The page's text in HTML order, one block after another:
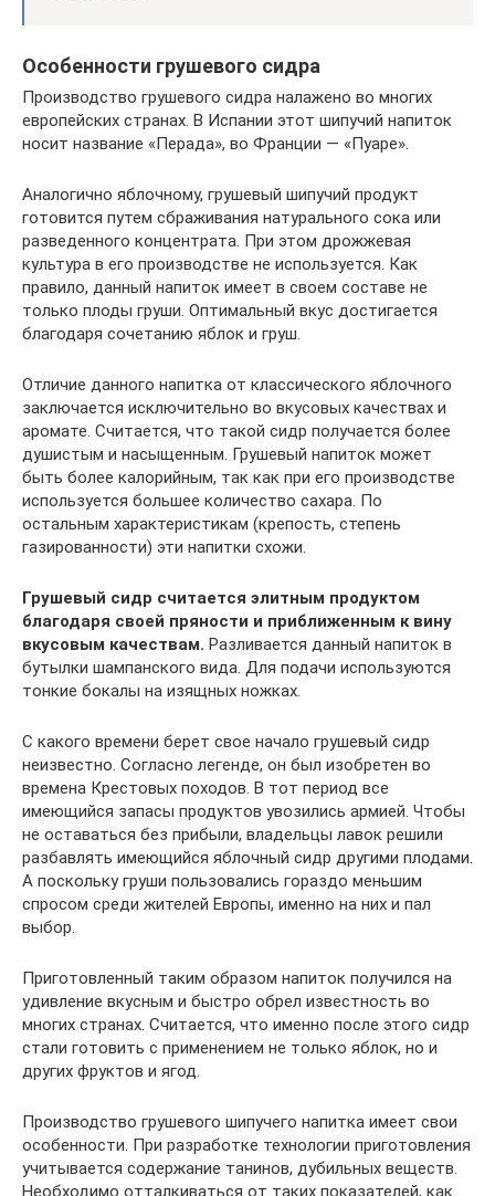
Особенности грушевого сидра
Производство грушевого сидра налажено во многих
европейских странах. В Испании этот шипучий напиток
носит название «Перада», во Франции — «Пуаре».
Аналогично яблочному, грушевый шипучий продукт
готовится путем сбраживания натурального сока или
разведенного концентрата. При этом дрожжевая
культура в его производстве не используется. Как
правило, данный напиток имеет в своем составе не
только плоды груши. Оптимальный вкус достигается
благодаря сочетанию яблок и груш.
Отличие данного напитка от классического яблочного
заключается исключительно во вкусовых качествах и
аромате. Считается, что такой сидр получается более
душистым и насыщенным. Грушевый напиток может
быть более калорийным, так как при его производстве
используется большее количество сахара. По
остальным характеристикам (крепость, степень
газированности) эти напитки схожи.
Грушевый сидр считается элитным продуктом
благодаря своей пряности и приближенным к вину
вкусовым качествам. Разливается данный напиток в
бутылки шампанского вида. Для подачи используются
тонкие бокалы на изящных ножках.
С какого времени берет свое начало грушевый сидр
неизвестно. Согласно легенде, он был изобретен во
времена Крестовых походов. В тот период все
имеющийся запасы продуктов увозились армией. Чтобы
не оставаться без прибыли, владельцы лавок решили
разбавлять имеющийся яблочный сидр другими плодами.
А поскольку груши пользовались гораздо меньшим
спросом среди жителей Европы, именно на них и пал
выбор.
Приготовленный таким образом напиток получился на
удивление вкусным и быстро обрел известность во
многих странах. Считается, что именно после этого сидр
стали готовить с применением не только яблок, но и
других фруктов и ягод.
Производство грушевого шипучего напитка имеет свои
особенности. При разработке технологии приготовления
учитывается содержание танинов, дубильных веществ.
Необходимо отталкиваться от таких показателей, как